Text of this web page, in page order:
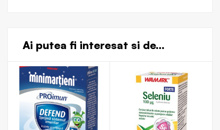
Ai putea fi interesat si de...